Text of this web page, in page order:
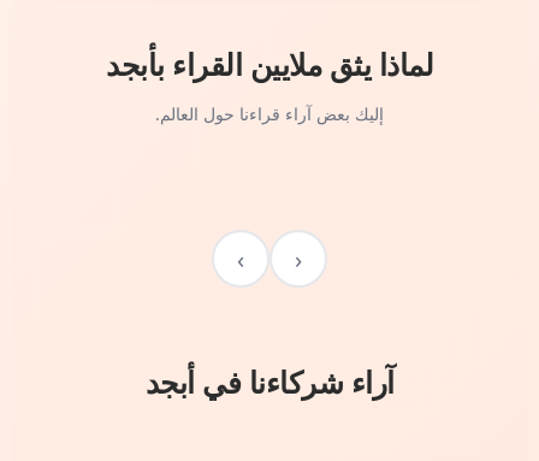
لماذا يثق ملايين القراء بأبجد
إليك بعض آراء قراءنا حول العالم.
‹
›
آراء شركاءنا في أبجد